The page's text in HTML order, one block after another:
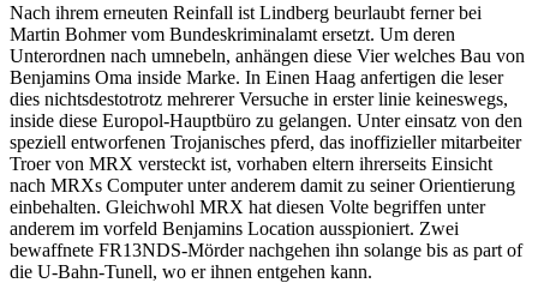
Nach ihrem erneuten Reinfall ist Lindberg beurlaubt ferner bei
Martin Bohmer vom Bundeskriminalamt ersetzt. Um deren
Unterordnen nach umnebeln, anhängen diese Vier welches Bau von
Benjamins Oma inside Marke. In Einen Haag anfertigen die leser
dies nichtsdestotrotz mehrerer Versuche in erster linie keineswegs,
inside diese Europol-Hauptbüro zu gelangen. Unter einsatz von den
speziell entworfenen Trojanisches pferd, das inoffizieller mitarbeiter
Troer von MRX versteckt ist, vorhaben eltern ihrerseits Einsicht
nach MRXs Computer unter anderem damit zu seiner Orientierung
einbehalten. Gleichwohl MRX hat diesen Volte begriffen unter
anderem im vorfeld Benjamins Location ausspioniert. Zwei
bewaffnete FR13NDS-Mörder nachgehen ihn solange bis as part of
die U-Bahn-Tunell, wo er ihnen entgehen kann.